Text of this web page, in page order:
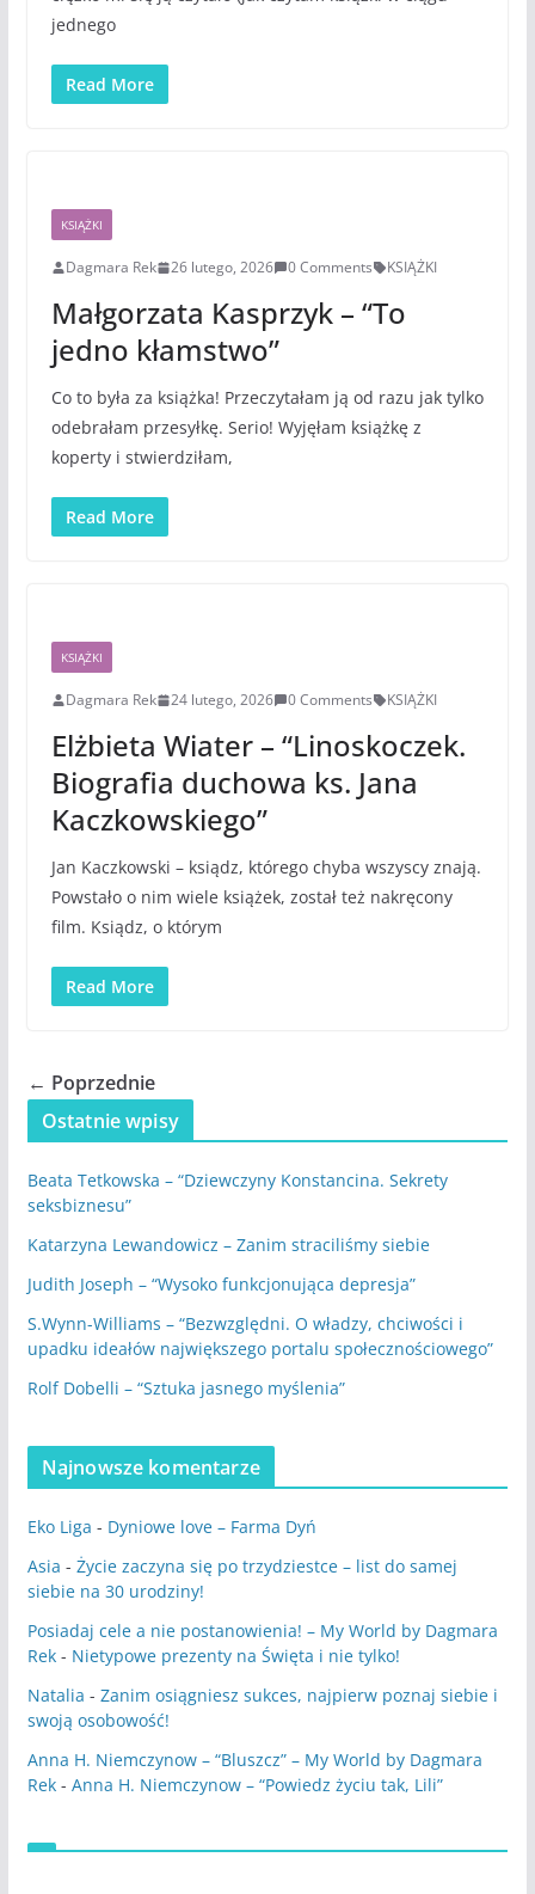
jednego
Read More
KSIĄŻKI
Dagmara Rek 26 lutego, 2026 0 Comments KSIĄŻKI
Małgorzata Kasprzyk – “To
jedno kłamstwo”
Co to była za książka! Przeczytałam ją od razu jak tylko
odebrałam przesyłkę. Serio! Wyjęłam książkę z
koperty i stwierdziłam,
Read More
KSIĄŻKI
Dagmara Rek 24 lutego, 2026 0 Comments KSIĄŻKI
Elżbieta Wiater – “Linoskoczek.
Biografia duchowa ks. Jana
Kaczkowskiego”
Jan Kaczkowski – ksiądz, którego chyba wszyscy znają.
Powstało o nim wiele książek, został też nakręcony
film. Ksiądz, o którym
Read More
← Poprzednie
Ostatnie wpisy
Beata Tetkowska – “Dziewczyny Konstancina. Sekrety
seksbiznesu”
Katarzyna Lewandowicz – Zanim straciliśmy siebie
Judith Joseph – “Wysoko funkcjonująca depresja”
S.Wynn-Williams – “Bezwzględni. O władzy, chciwości i
upadku ideałów największego portalu społecznościowego”
Rolf Dobelli – “Sztuka jasnego myślenia”
Najnowsze komentarze
Eko Liga - Dyniowe love – Farma Dyń
Asia - Życie zaczyna się po trzydziestce – list do samej
siebie na 30 urodziny!
Posiadaj cele a nie postanowienia! – My World by Dagmara
Rek- Nietypowe prezenty na Święta i nie tylko!
Natalia - Zanim osiągniesz sukces, najpierw poznaj siebie i
swoją osobowość!
Anna H. Niemczynow – “Bluszcz” – My World by Dagmara
Rek- Anna H. Niemczynow – “Powiedz życiu tak, Lili”